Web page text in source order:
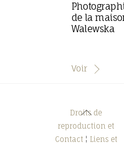
de la
Walewska
Voir
Back
To
Top
Droits de
reproduction et
Contact¦ Liens et